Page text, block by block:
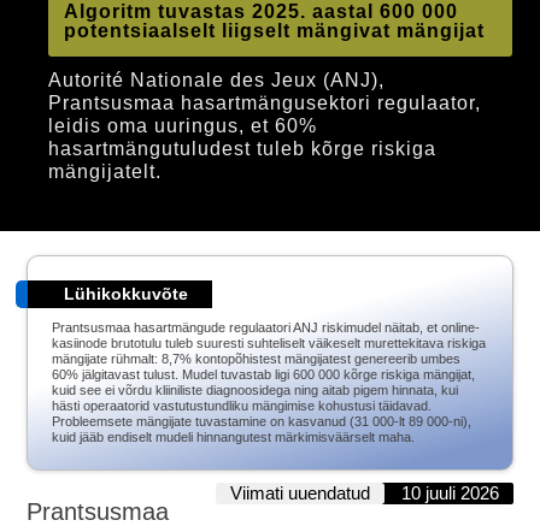
Algoritm tuvastas 2025. aastal 600 000
potentsiaalselt liigselt mängivat mängijat
Autorité Nationale des Jeux (ANJ),
Prantsusmaa hasartmängusektori regulaator,
leidis oma uuringus, et 60%
hasartmängutuludest tuleb kõrge riskiga
mängijatelt.
Lühikokkuvõte
Prantsusmaa hasartmängude regulaatori ANJ riskimudel näitab, et online-
kasiinode brutotulu tuleb suuresti suhteliselt väikeselt murettekitava riskiga
mängijate rühmalt: 8,7% kontopõhistest mängijatest genereerib umbes
60% jälgitavast tulust. Mudel tuvastab ligi 600 000 kõrge riskiga mängijat,
kuid see ei võrdu kliiniliste diagnoosidega ning aitab pigem hinnata, kui
hästi operaatorid vastutustundliku mängimise kohustusi täidavad.
Probleemsete mängijate tuvastamine on kasvanud (31 000-lt 89 000-ni),
kuid jääb endiselt mudeli hinnangutest märkimisväärselt maha.
Viimati uuendatud 10 juuli 2026
Prantsusmaa